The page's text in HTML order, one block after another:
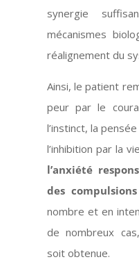
synergie
mécanismes
réalignement du
Ainsi, le patient
peur par le
l’instinct, la
l’inhibition par la
l’anxiété
des
nombre et en
de nombreux
soit obtenue.